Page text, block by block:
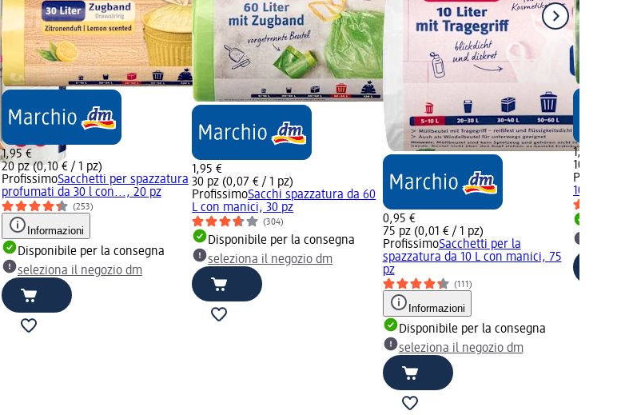
1,95 €
20 pz (0,10 € / 1 pz)
ProfissimoSacchetti per spazzatura
profumati da 30 l con..., 20 pz
(253)
Informazioni
Disponibile per la consegna
seleziona il negozio dm
1,95 €
30 pz (0,07 € / 1 pz)
ProfissimoSacchi spazzatura da 60
L con manici, 30 pz
(304)
Disponibile per la consegna
seleziona il negozio dm
0,95 €
75 pz (0,01 € / 1 pz)
ProfissimoSacchetti per la
spazzatura da 10 L con manici, 75
pz
(111)
Informazioni
Disponibile per la consegna
seleziona il negozio dm
1,45 €
10 pz (0,15
Profissimo
10 l con